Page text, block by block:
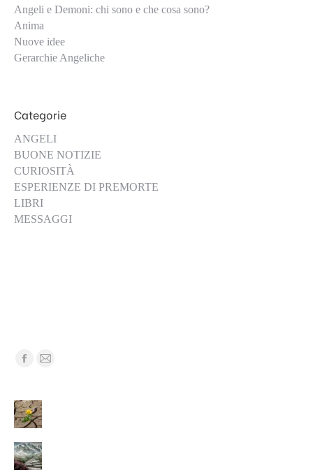
Angeli e Demoni: chi sono e che cosa sono?
Anima
Nuove idee
Gerarchie Angeliche
Categorie
ANGELI
BUONE NOTIZIE
CURIOSITÀ
ESPERIENZE DI PREMORTE
LIBRI
MESSAGGI